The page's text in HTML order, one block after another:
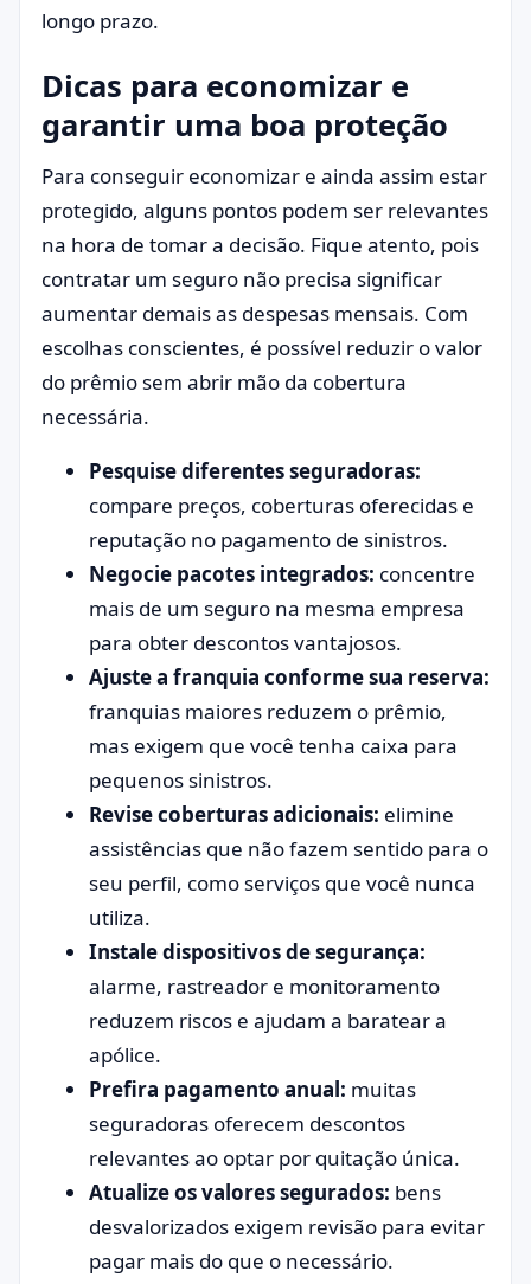
longo prazo.
Dicas para economizar e
garantir uma boa proteção
Para conseguir economizar e ainda assim estar
protegido, alguns pontos podem ser relevantes
na hora de tomar a decisão. Fique atento, pois
contratar um seguro não precisa significar
aumentar demais as despesas mensais. Com
escolhas conscientes, é possível reduzir o valor
do prêmio sem abrir mão da cobertura
necessária.
Pesquise diferentes seguradoras:
compare preços, coberturas oferecidas e
reputação no pagamento de sinistros.
Negocie pacotes integrados: concentre
mais de um seguro na mesma empresa
para obter descontos vantajosos.
Ajuste a franquia conforme sua reserva:
franquias maiores reduzem o prêmio,
mas exigem que você tenha caixa para
pequenos sinistros.
Revise coberturas adicionais: elimine
assistências que não fazem sentido para o
seu perfil, como serviços que você nunca
utiliza.
Instale dispositivos de segurança:
alarme, rastreador e monitoramento
reduzem riscos e ajudam a baratear a
apólice.
Prefira pagamento anual: muitas
seguradoras oferecem descontos
relevantes ao optar por quitação única.
Atualize os valores segurados: bens
desvalorizados exigem revisão para evitar
pagar mais do que o necessário.